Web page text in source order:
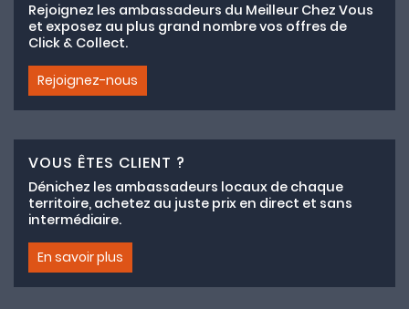
Rejoignez les ambassadeurs du Meilleur Chez Vous
et exposez au plus grand nombre vos offres de
Click & Collect.
Rejoignez-nous
VOUS ÊTES CLIENT ?
Dénichez les ambassadeurs locaux de chaque
territoire, achetez au juste prix en direct et sans
intermédiaire.
En savoir plus